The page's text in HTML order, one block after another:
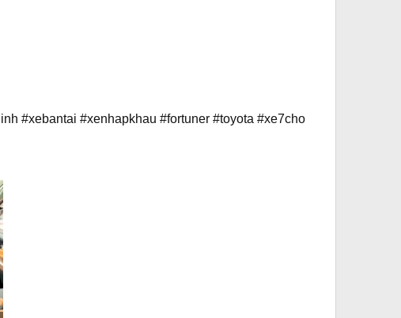
#xebantai #xenhapkhau #fortuner #toyota #xe7cho